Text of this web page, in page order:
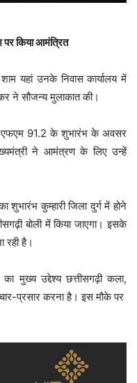
किया आमंत्रित
यहां उनके निवास कार्यालय में
ने सौजन्य मुलाकात की।
एफएम 91.2 के शुभारंभ के अवसर
ने आमंत्रण के लिए उन्हें
कुम्हारी जिला दुर्ग में होने
बोली में किया जाएगा। इसके
है।
मुख्य उद्देश्य छत्तीसगढ़ी कला,
प्रसार करना है। इस मौके पर